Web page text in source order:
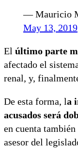
— Mauricio
May 13, 2019
El último parte
afectado el
renal, y,
De esta forma, la
acusados será
en cuenta
asesor del